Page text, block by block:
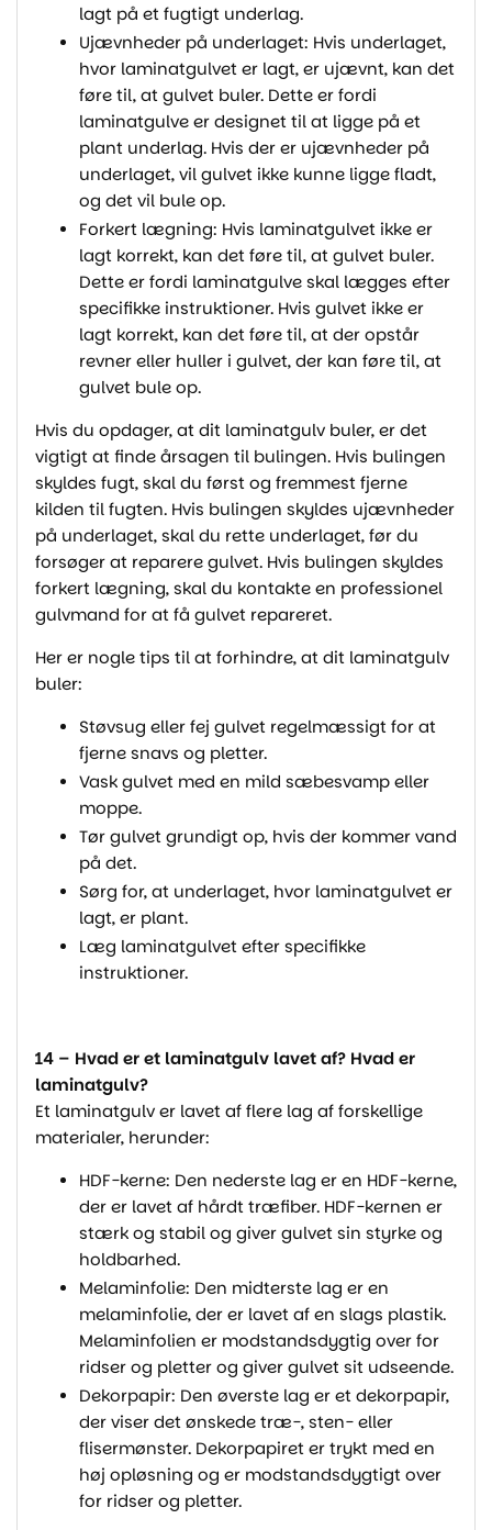
lagt på et fugtigt underlag.
Ujævnheder på underlaget: Hvis underlaget,
hvor laminatgulvet er lagt, er ujævnt, kan det
føre til, at gulvet buler. Dette er fordi
laminatgulve er designet til at ligge på et
plant underlag. Hvis der er ujævnheder på
underlaget, vil gulvet ikke kunne ligge fladt,
og det vil bule op.
Forkert lægning: Hvis laminatgulvet ikke er
lagt korrekt, kan det føre til, at gulvet buler.
Dette er fordi laminatgulve skal lægges efter
specifikke instruktioner. Hvis gulvet ikke er
lagt korrekt, kan det føre til, at der opstår
revner eller huller i gulvet, der kan føre til, at
gulvet bule op.
Hvis du opdager, at dit laminatgulv buler, er det
vigtigt at finde årsagen til bulingen. Hvis bulingen
skyldes fugt, skal du først og fremmest fjerne
kilden til fugten. Hvis bulingen skyldes ujævnheder
på underlaget, skal du rette underlaget, før du
forsøger at reparere gulvet. Hvis bulingen skyldes
forkert lægning, skal du kontakte en professionel
gulvmand for at få gulvet repareret.
Her er nogle tips til at forhindre, at dit laminatgulv
buler:
Støvsug eller fej gulvet regelmæssigt for at
fjerne snavs og pletter.
Vask gulvet med en mild sæbesvamp eller
moppe.
Tør gulvet grundigt op, hvis der kommer vand
på det.
Sørg for, at underlaget, hvor laminatgulvet er
lagt, er plant.
Læg laminatgulvet efter specifikke
instruktioner.
14 – Hvad er et laminatgulv lavet af? Hvad er
laminatgulv?
Et laminatgulv er lavet af flere lag af forskellige
materialer, herunder:
HDF-kerne: Den nederste lag er en HDF-kerne,
der er lavet af hårdt træfiber. HDF-kernen er
stærk og stabil og giver gulvet sin styrke og
holdbarhed.
Melaminfolie: Den midterste lag er en
melaminfolie, der er lavet af en slags plastik.
Melaminfolien er modstandsdygtig over for
ridser og pletter og giver gulvet sit udseende.
Dekorpapir: Den øverste lag er et dekorpapir,
der viser det ønskede træ-, sten- eller
flisermønster. Dekorpapiret er trykt med en
høj opløsning og er modstandsdygtigt over
for ridser og pletter.